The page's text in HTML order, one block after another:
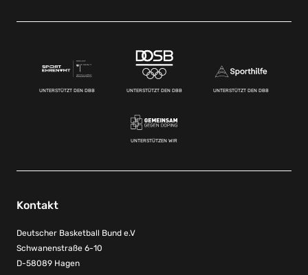
UNTERSTÜTZT DEN DBB UNTERSTÜTZT DEN DBB UNTERSTÜTZT DEN DBB
UNTERSTÜTZEN WIR
Kontakt
Deutscher Basketball Bund e.V
Schwanenstraße 6-10
D-58089 Hagen